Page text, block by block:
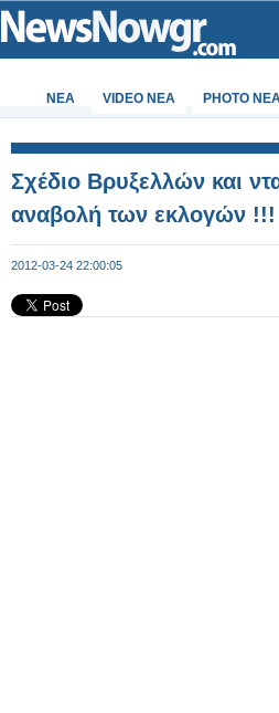
ΝΕΑ VIDEO NEA PHOTO
Σχέδιο Βρυξελλών και
αναβολή των εκλογών !!!
2012-03-24 22:00:05